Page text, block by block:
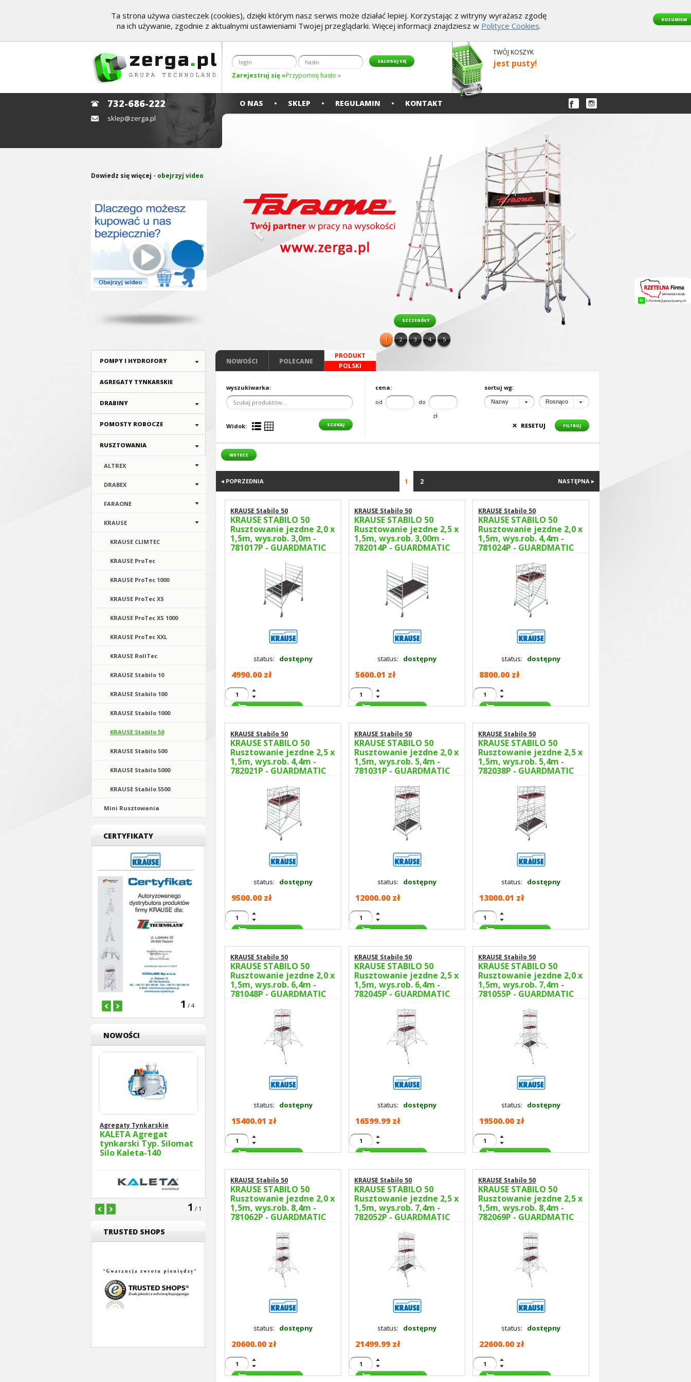
ROZUMIEM
Ta strona używa ciasteczek (cookies), dzięki którym nasz serwis może działać lepiej. Korzystając z witryny wyrażasz zgodę
na ich używanie, zgodnie z aktualnymi ustawieniami Twojej przeglądarki. Więcej informacji znajdziesz w Polityce Cookies.
Zarejestruj się »Przypomnij hasło »
TWÓJ KOSZYK
jest pusty!
732-686-222
sklep@zerga.pl
O NAS SKLEP REGULAMIN KONTAKT
Dowiedz się więcej - obejrzyj video
SZCZEGÓŁY
1 2 3 4 5
POMPY I HYDROFORY
AGREGATY TYNKARSKIE
DRABINY
POMOSTY ROBOCZE
RUSZTOWANIA
ALTREX
DRABEX
FARAONE
KRAUSE
KRAUSE CLIMTEC
KRAUSE ProTec
KRAUSE ProTec 1000
KRAUSE ProTec XS
KRAUSE ProTec XS 1000
KRAUSE ProTec XXL
KRAUSE RollTec
KRAUSE Stabilo 10
KRAUSE Stabilo 100
KRAUSE Stabilo 1000
KRAUSE Stabilo 50
KRAUSE Stabilo 500
KRAUSE Stabilo 5000
KRAUSE Stabilo 5500
Mini Rusztowania
CERTYFIKATY
1 / 4
NOWOŚCI
Agregaty Tynkarskie
KALETA Agregat
tynkarski Typ. Silomat
Silo Kaleta-140
1 / 1
TRUSTED SHOPS
NOWOŚCI POLECANE
PRODUKT
POLSKI
wyszukiwarka:
Widok:
cena:
od
do
zł
sortuj wg:
Nazwy Rosnąco
FILTRUJ
× RESETUJ
WSTECZ
NASTĘPNA ▸
1 2
◂ POPRZEDNIA
KRAUSE Stabilo 50
KRAUSE STABILO 50
Rusztowanie jezdne 2,0 x
1,5m, wys.rob. 3,0m -
781017P - GUARDMATIC
status: dostępny
4990.00 zł
KRAUSE Stabilo 50
KRAUSE STABILO 50
Rusztowanie jezdne 2,5 x
1,5m, wys.rob. 3,00m -
782014P - GUARDMATIC
status: dostępny
5600.01 zł
KRAUSE Stabilo 50
KRAUSE STABILO 50
Rusztowanie jezdne 2,0 x
1,5m, wys.rob. 4,4m -
781024P - GUARDMATIC
status: dostępny
8800.00 zł
KRAUSE Stabilo 50
KRAUSE STABILO 50
Rusztowanie jezdne 2,5 x
1,5m, wys.rob. 4,4m -
782021P - GUARDMATIC
status: dostępny
9500.00 zł
KRAUSE Stabilo 50
KRAUSE STABILO 50
Rusztowanie jezdne 2,0 x
1,5m, wys.rob. 5,4m -
781031P - GUARDMATIC
status: dostępny
12000.00 zł
KRAUSE Stabilo 50
KRAUSE STABILO 50
Rusztowanie jezdne 2,5 x
1,5m, wys.rob. 5,4m -
782038P - GUARDMATIC
status: dostępny
13000.01 zł
KRAUSE Stabilo 50
KRAUSE STABILO 50
Rusztowanie jezdne 2,0 x
1,5m, wys.rob. 6,4m -
781048P - GUARDMATIC
status: dostępny
15400.01 zł
KRAUSE Stabilo 50
KRAUSE STABILO 50
Rusztowanie jezdne 2,5 x
1,5m, wys.rob. 6,4m -
782045P - GUARDMATIC
status: dostępny
16599.99 zł
KRAUSE Stabilo 50
KRAUSE STABILO 50
Rusztowanie jezdne 2,0 x
1,5m, wys.rob. 7,4m -
781055P - GUARDMATIC
status: dostępny
19500.00 zł
KRAUSE Stabilo 50
KRAUSE STABILO 50
Rusztowanie jezdne 2,0 x
1,5m, wys.rob. 8,4m -
781062P - GUARDMATIC
status: dostępny
20600.00 zł
KRAUSE Stabilo 50
KRAUSE STABILO 50
Rusztowanie jezdne 2,5 x
1,5m, wys.rob. 7,4m -
782052P - GUARDMATIC
status: dostępny
21499.99 zł
KRAUSE Stabilo 50
KRAUSE STABILO 50
Rusztowanie jezdne 2,5 x
1,5m, wys.rob. 8,4m -
782069P - GUARDMATIC
status: dostępny
22600.00 zł